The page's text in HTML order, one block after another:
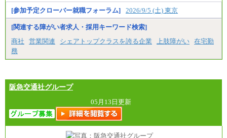
[参加予定クローバー就職フォーラム] 2026/9/5 (土) 東京
[関連する障がい者求人・採用キーワード検索]
商社
営業関連 シェアトップクラスを誇る企業 上肢障がい 在宅勤
務
阪急交通社グループ
05月13日更新